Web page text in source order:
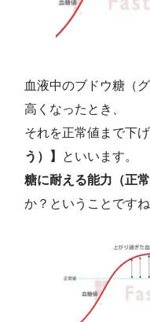
血液中のブドウ糖（
高くなったとき、
それを正常値まで下
う）】
といいます。
糖に耐える能力（正
か？ということですね